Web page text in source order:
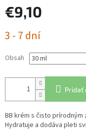
€9,10
cena:
3 - 7 dní
Obsah
Pridať
BB krém s čisto prírodným
Hydratuje a dodáva pleti